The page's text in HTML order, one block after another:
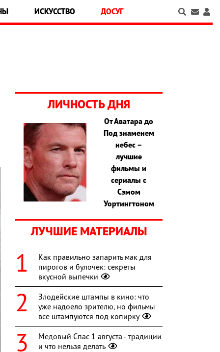
ИСКУССТВО ДОСУГ
ЛИЧНОСТЬ ДНЯ
От Аватара до
Под знаменем
небес –
лучшие
фильмы и
сериалы с
Сэмом
Уортингтоном
ЛУЧШИЕ МАТЕРИАЛЫ
Как правильно запарить мак для
пирогов и булочек: секреты
вкусной выпечки
Злодейские штампы в кино: что
уже надоело зрителю, но фильмы
все штампуются под копирку
Медовый Спас 1 августа - традиции
и что нельзя делать